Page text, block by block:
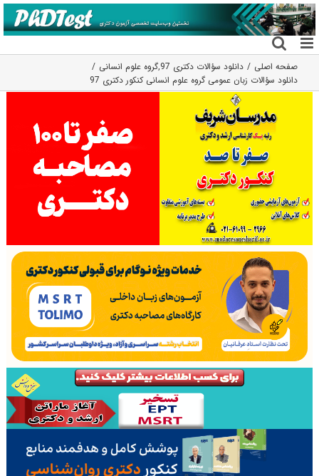
رفتن
به
محتوا
صفحه اصلی دانلود سؤالات دکتری 97 ,گروه علوم انسانی
دانلود سؤالات زبان عمومی گروه علوم انسانی کنکور دکتری 97